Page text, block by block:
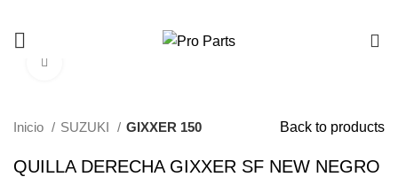
Inicio SUZUKI GIXXER 150 Back to products
QUILLA DERECHA GIXXER SF NEW NEGRO